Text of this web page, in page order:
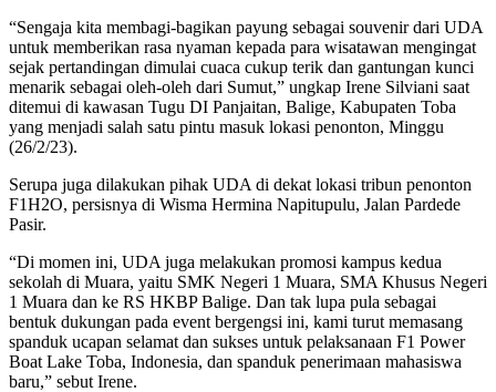
“Sengaja kita membagi-bagikan payung sebagai souvenir dari UDA
untuk memberikan rasa nyaman kepada para wisatawan mengingat
sejak pertandingan dimulai cuaca cukup terik dan gantungan kunci
menarik sebagai oleh-oleh dari Sumut,” ungkap Irene Silviani saat
ditemui di kawasan Tugu DI Panjaitan, Balige, Kabupaten Toba
yang menjadi salah satu pintu masuk lokasi penonton, Minggu
(26/2/23).
Serupa juga dilakukan pihak UDA di dekat lokasi tribun penonton
F1H2O, persisnya di Wisma Hermina Napitupulu, Jalan Pardede
Pasir.
“Di momen ini, UDA juga melakukan promosi kampus kedua
sekolah di Muara, yaitu SMK Negeri 1 Muara, SMA Khusus Negeri
1 Muara dan ke RS HKBP Balige. Dan tak lupa pula sebagai
bentuk dukungan pada event bergengsi ini, kami turut memasang
spanduk ucapan selamat dan sukses untuk pelaksanaan F1 Power
Boat Lake Toba, Indonesia, dan spanduk penerimaan mahasiswa
baru,” sebut Irene.